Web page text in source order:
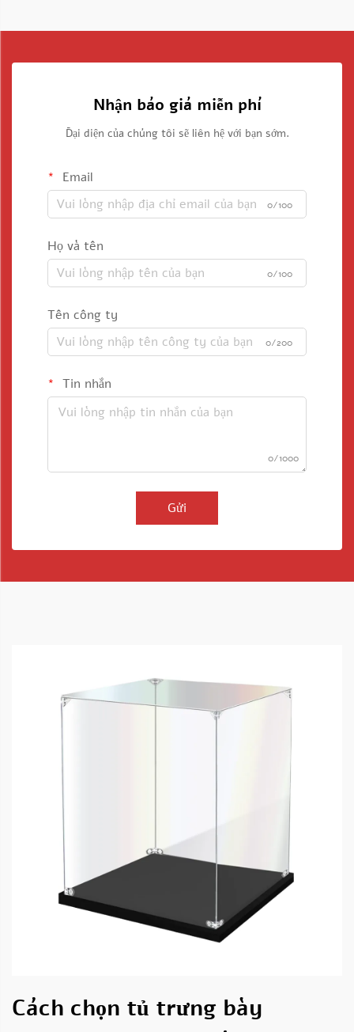
Nhận báo giá miễn phí
Đại diện của chúng tôi sẽ liên hệ với bạn sớm.
Email
0/100
Họ và tên
0/100
Tên công ty
0/200
Tin nhắn
0/1000
Gửi
Cách chọn tủ trưng bày